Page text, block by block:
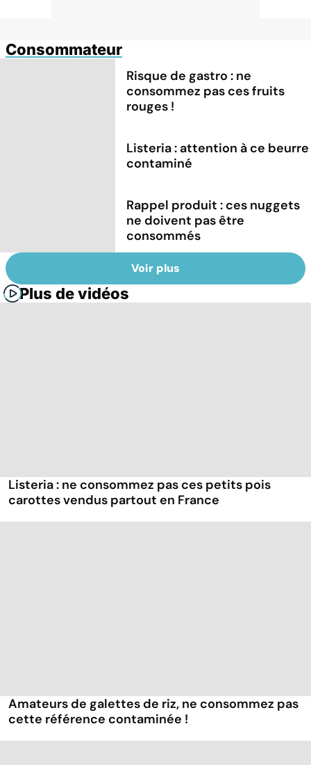
Consommateur
Risque de gastro : ne
consommez pas ces fruits
rouges !
Listeria : attention à ce beurre
contaminé
Rappel produit : ces nuggets
ne doivent pas être
consommés
Voir plus
Plus de vidéos
Listeria : ne consommez pas ces petits pois
carottes vendus partout en France
Amateurs de galettes de riz, ne consommez pas
cette référence contaminée !